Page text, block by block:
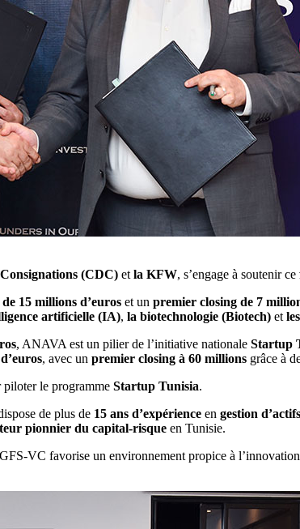
(CDC) et la KFW, s’engage à soutenir ce
15 millions d’euros et un premier closing de 7
artificielle (IA), la biotechnologie (Biotech) et
, ANAVA est un pilier de l’initiative nationale Startup
, avec un premier closing à 60 millions grâce à
piloter le programme Startup Tunisia.
de plus de 15 ans d’expérience en gestion d’actifs
pionnier du capital-risque en Tunisie.
VC favorise un environnement propice à